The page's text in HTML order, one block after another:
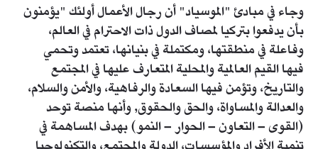
وجاء في مبادئ "الموسياد" أن رجال الأعمال أولئك "يؤمنون
بأن يدفعوا بتركيا لمصاف الدول ذات الاحترام في العالم،
وفاعلة في منطقتها، ومكتملة في بنيانها، تعتمد وتحمي
فيها القيم العالمية والمحلية المتعارف عليها في المجتمع
والتاريخ، وتؤمن فيها السعادة والرفاهية، والأمن والسلام،
والعدالة والمساواة، والحق والحقوق, وأنها منصة توحد
(القوى – التعاون – الحوار – النمو) بهدف المساهمة في